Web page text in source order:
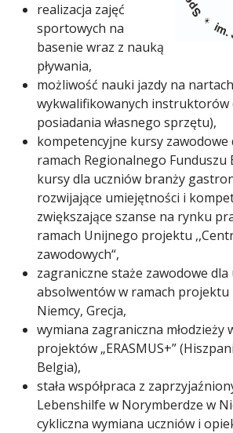
realizacja zajęć
sportowych na
basenie wraz z nauką
pływania,
możliwość nauki jazdy na
wykwalifikowanych instruktorów
posiadania własnego sprzętu),
kompetencyjne kursy zawodowe
ramach Regionalnego Funduszu
kursy dla uczniów branży
rozwijające umiejętności i
zwiększające szanse na rynku
ramach Unijnego projektu
zawodowych“,
zagraniczne staże zawodowe dla
absolwentów w ramach projektu
Niemcy, Grecja,
wymiana zagraniczna młodzieży
projektów „ERASMUS+”
Belgia),
stała współpraca z
Lebenshilfe w Norymberdze w
cykliczna wymiana uczniów i